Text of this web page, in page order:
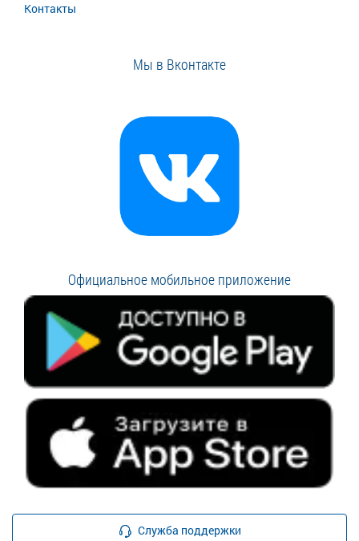
Контакты
Мы в Вконтакте
Официальное мобильное приложение
Служба поддержки